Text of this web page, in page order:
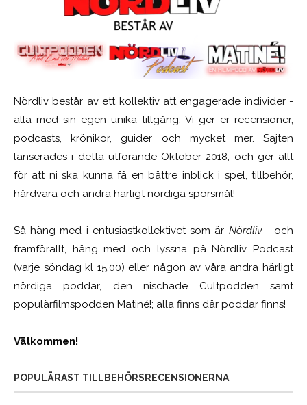
Nördliv består av ett kollektiv att engagerade individer -
alla med sin egen unika tillgång. Vi ger er recensioner,
podcasts, krönikor, guider och mycket mer. Sajten
lanserades i detta utförande Oktober 2018, och ger allt
för att ni ska kunna få en bättre inblick i spel, tillbehör,
hårdvara och andra härligt nördiga spörsmål!
Så häng med i entusiastkollektivet som är Nördliv- och
framförallt, häng med och lyssna på Nördliv Podcast
(varje söndag kl 15.00) eller någon av våra andra härligt
nördiga poddar, den nischade Cultpodden samt
populärfilmspodden Matiné!; alla finns där poddar finns!
Välkommen!
POPULÄRAST TILLBEHÖRSRECENSIONERNA